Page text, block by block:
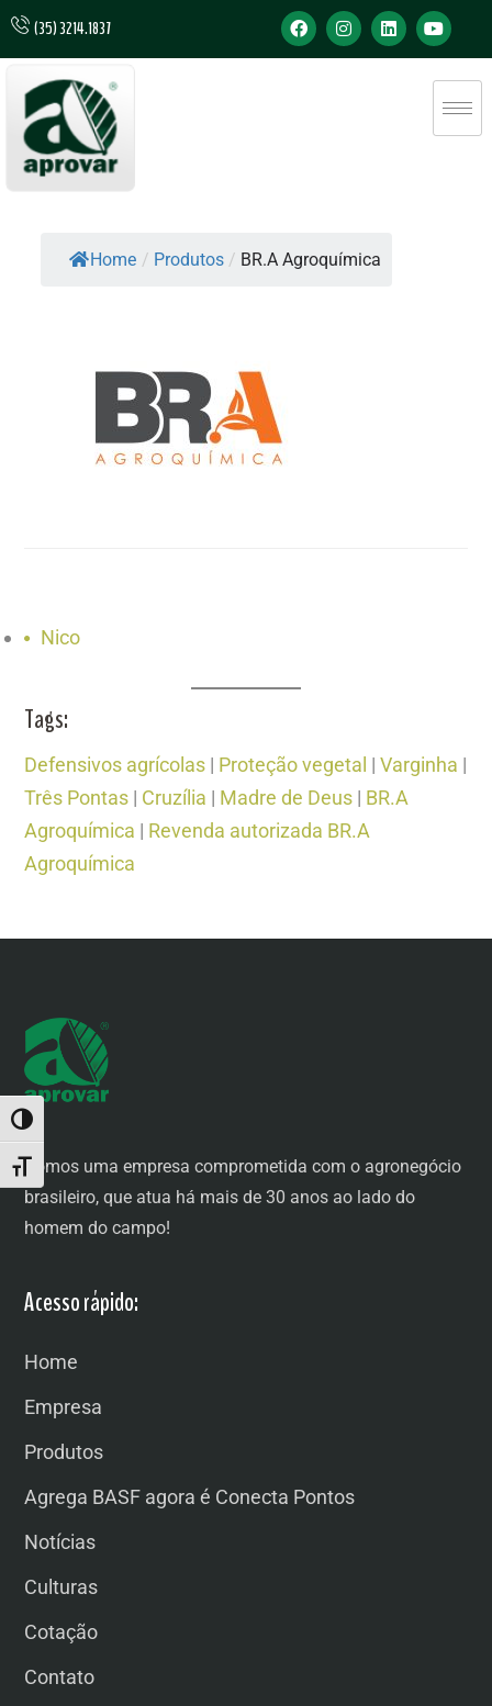
ALTERNAR ALTO CONTRASTE
ALTERNAR TAMANHO DA FONTE
(35) 3214.1837
Home / Produtos / BR.A Agroquímica
Nico
Tags:
Defensivos agrícolas | Proteção vegetal |Varginha |
Três Pontas | Cruzília | Madre de Deus | BR.A
Agroquímica | Revenda autorizada BR.A
Agroquímica
Somos uma empresa comprometida com o agronegócio
brasileiro, que atua há mais de 30 anos ao lado do
homem do campo!
Acesso rápido:
Home
Empresa
Produtos
Agrega BASF agora é Conecta Pontos
Notícias
Culturas
Cotação
Contato